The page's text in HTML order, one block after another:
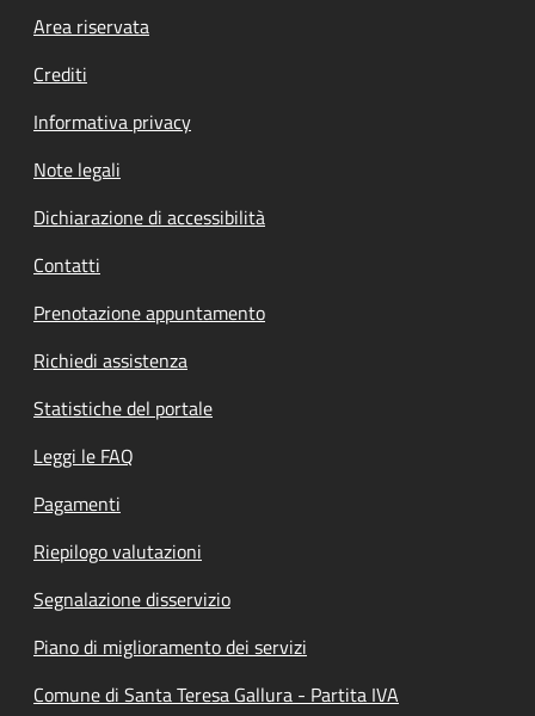
Footer menu
Area riservata
Crediti
Informativa privacy
Note legali
Dichiarazione di accessibilità
Contatti
Prenotazione appuntamento
Richiedi assistenza
Statistiche del portale
Leggi le FAQ
Pagamenti
Riepilogo valutazioni
Segnalazione disservizio
Piano di miglioramento dei servizi
Comune di Santa Teresa Gallura - Partita IVA